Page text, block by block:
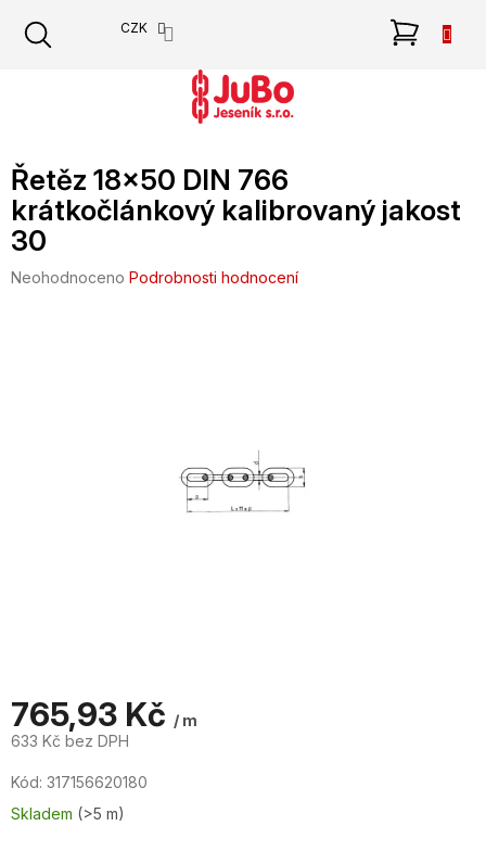
obsah
CZK
Řetěz 18x50 DIN 766
krátkočlánkový kalibrovaný jakost
30
Průměrné
Neohodnoceno Podrobnosti hodnocení
765,93 Kč / m
633 Kč bez DPH
cena:
Kód: 317156620180
Skladem (>5 m)